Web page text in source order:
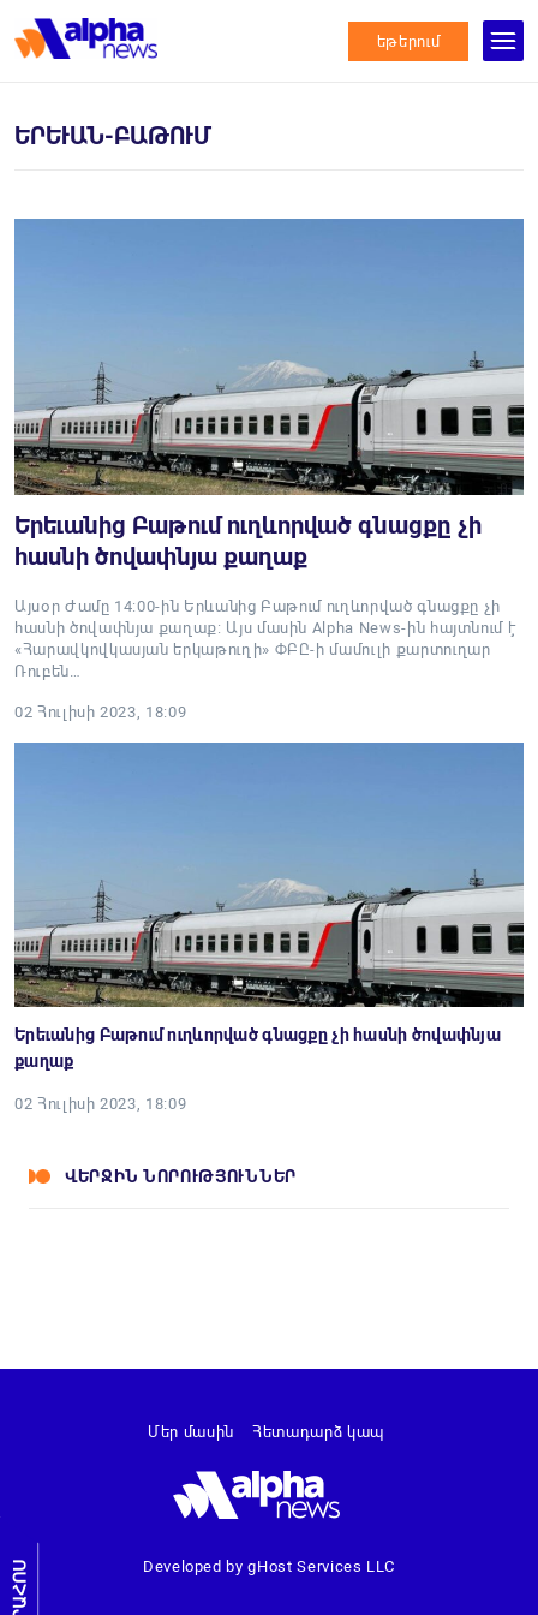
եթերում
ԵՐԵՒԱՆ-ԲԱԹՈՒՄ
Երեւանից Բաթում ուղևորված գնացքը չի
հասնի ծովափնյա քաղաք
Այսօր Ժամը 14:00-ին Երևանից Բաթում ուղևորված գնացքը չի
հասնի ծովափնյա քաղաք: Այս մասին Alpha News-ին հայտնում է
«Հարավկովկասյան երկաթուղի» ՓԲԸ-ի մամուլի քարտուղար
Ռուբեն…
02 Հուլիսի 2023, 18:09
Երեւանից Բաթում ուղևորված գնացքը չի հասնի ծովափնյա
քաղաք
02 Հուլիսի 2023, 18:09
ՎԵՐՋԻՆ ՆՈՐՈՒԹՅՈՒՆՆԵՐ
ԼՐԱՀՈՍ Developed by gHost Services LLC
Մեր մասին Հետադարձ կապ